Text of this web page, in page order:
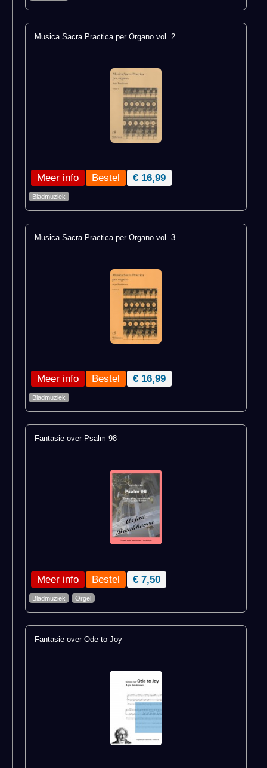
Musica Sacra Practica per Organo vol. 2
Meer info € 16,99
Bladmuziek
Musica Sacra Practica per Organo vol. 3
Meer info € 16,99
Bladmuziek
Fantasie over Psalm 98
Meer info € 7,50
Bladmuziek Orgel
Fantasie over Ode to Joy